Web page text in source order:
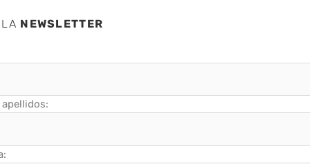
NEWSLETTER